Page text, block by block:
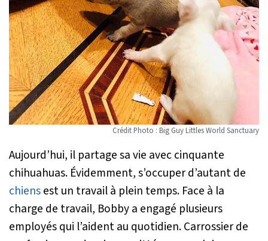
Crédit Photo : Big Guy Littles World Sanctuary
Aujourd’hui, il partage sa vie avec cinquante
chihuahuas. Évidemment, s’occuper d’autant de
chiensest un travail à plein temps. Face à la
charge de travail, Bobby a engagé plusieurs
employés qui l’aident au quotidien. Carrossier de